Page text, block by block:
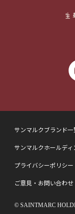
サンマルクブランド一
サンマルクホールディ
プライバシーポリシー
ご意見・お問い合わせ
© SAINTMARC